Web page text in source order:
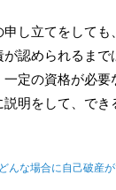
申し立てをして
が認められるま
一定の資格が必
説明をして、でき
んな場合に自己破産